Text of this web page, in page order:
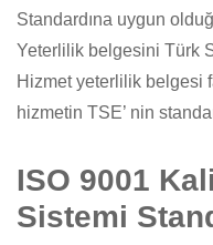
Standardına uygun
Yeterlilik belgesini Türk
Hizmet yeterlilik belgesi
hizmetin TSE’ nin
ISO 9001
Sistemi